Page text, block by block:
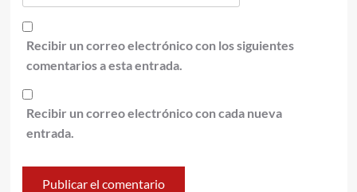
Recibir un correo electrónico con los siguientes
comentarios a esta entrada.
Recibir un correo electrónico con cada nueva
entrada.